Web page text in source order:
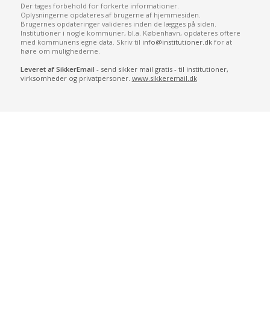
Der tages forbehold for forkerte informationer.
Oplysningerne opdateres af brugerne af hjemmesiden.
Brugernes opdateringer valideres inden de lægges på siden.
Institutioner i nogle kommuner, bl.a. København, opdateres oftere
med kommunens egne data. Skriv til info@institutioner.dkfor at
høre om mulighederne.
Leveret af SikkerEmail - send sikker mail gratis - til institutioner,
virksomheder og privatpersoner. www.sikkeremail.dk